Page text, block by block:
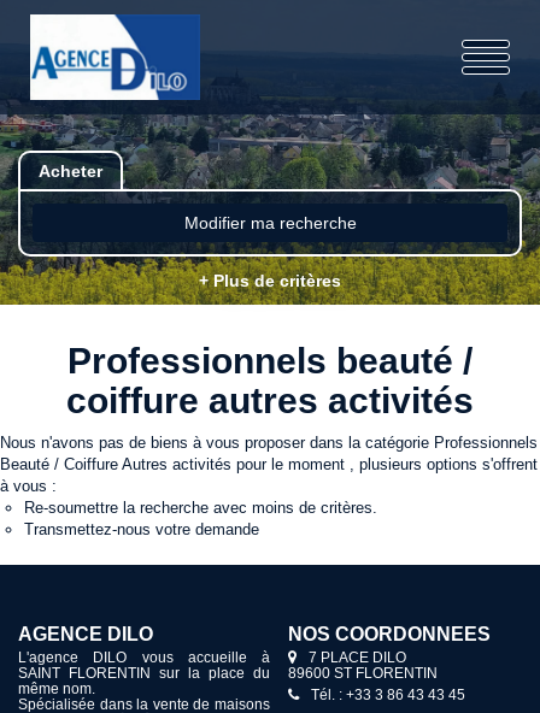
Acheter
Modifier ma recherche
+ Plus de critères
Professionnels beauté /
coiffure autres activités
Nous n'avons pas de biens à vous proposer dans la catégorie Professionnels
Beauté / Coiffure Autres activités pour le moment , plusieurs options s'offrent
à vous :
Re-soumettre la recherche avec moins de critères.
Transmettez-nous votre demande
AGENCE DILO
L'agence DILO vous accueille à
SAINT FLORENTIN sur la place du
même nom.
Spécialisée dans la vente de maisons
NOS COORDONNÉES
7 PLACE DILO
89600 ST FLORENTIN
Tél. : +33 3 86 43 43 45